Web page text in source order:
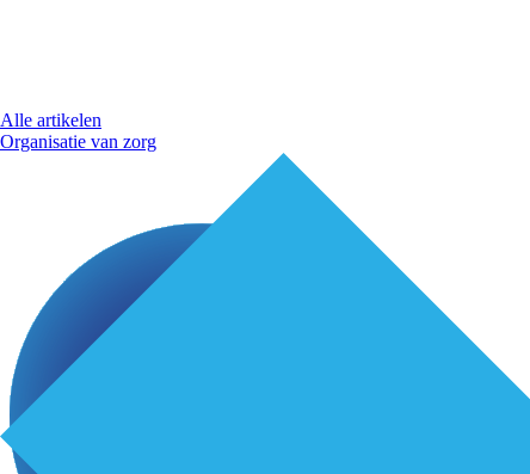
Alle artikelen
Organisatie van zorg